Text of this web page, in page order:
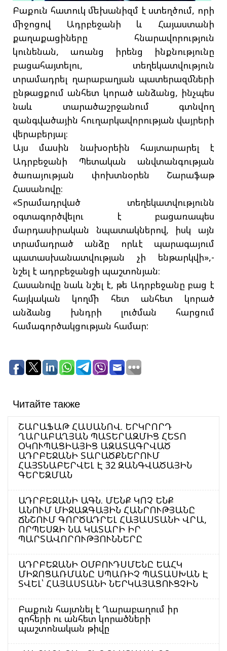
Բաքուն հատուկ մեխանիզմ է ստեղծում, որի
միջոցով Ադրբեջանի և Հայաստանի
քաղաքացիները հնարավորություն
կունենան, առանց իրենց ինքնությունը
բացահայտելու, տեղեկատվություն
տրամադրել ղարաբաղյան պատերազմների
ընթացքում անհետ կորած անձանց, ինչպես
նաև տարածաշրջանում գտնվող
զանգվածային հուղարկավորության վայրերի
վերաբերյալ։
Այս մասին նախօրեին հայտարարել է
Ադրբեջանի Պետական անվտանգության
ծառայության փոխտնօրեն Շարաֆաթ
Հասանովը։
«Տրամադրված տեղեկատվությունն
օգտագործվելու է բացառապես
մարդասիրական նպատակներով, իսկ այն
տրամադրած անձը որևէ պարագայում
պատասխանատվության չի ենթարկվի»,-
նշել է ադրբեջանցի պաշտոնյան։
Հասանովը նաև նշել է, թե Ադրբեջանը բաց է
հայկական կողմի հետ անհետ կորած
անձանց խնդրի լուծման հարցում
համագործակցության համար:
Читайте также
ՇԱՐԱՖԱԹ ՀԱՍԱՆՈՎ. ԵՐԿՐՈՐԴ
ՂԱՐԱԲԱՂՅԱՆ ՊԱՏԵՐԱԶՄԻՑ ՀԵՏՈ
ՕԿՈՒՊԱՑԻԱՅԻՑ ԱԶԱՏԱԳՐՎԱԾ
ԱԴՐԲԵՋԱՆԻ ՏԱՐԱԾՔՆԵՐՈՒՄ
ՀԱՅՏՆԱԲԵՐՎԵԼ Է 32 ԶԱՆԳՎԱԾԱՅԻՆ
ԳԵՐԵԶՄԱՆ
ԱԴՐԲԵՋԱՆԻ ԱԳՆ. ՄԵՆՔ ԿՈՉ ԵՆՔ
ԱՆՈՒՄ ՄԻՋԱԶԳԱՅԻՆ ՀԱՆՐՈՒԹՅԱՆԸ
ՃՆՇՈՒՄ ԳՈՐԾԱԴՐԵԼ ՀԱՅԱՍՏԱՆԻ ՎՐԱ,
ՈՐՊԵՍԶԻ ՆԱ ԿԱՏԱՐԻ ԻՐ
ՊԱՐՏԱՎՈՐՈՒԹՅՈՒՆՆԵՐԸ
ԱԴՐԲԵՋԱՆԻ ՕՄԲՈՒԴՍՄԵՆԸ ԵԱՀԿ
ՄԻՋՈՑԱՌՄԱՆԸ ՍՊԱՌԻՉ ՊԱՏԱՍԽԱՆ Է
ՏՎԵԼ՝ ՀԱՅԱՍՏԱՆԻ ՆԵՐԿԱՅԱՑՈՒՑՉԻՆ
Բաքուն հայտնել է Ղարաբաղում իր
զոհերի ու անհետ կորածների
պաշտոնական թիվը